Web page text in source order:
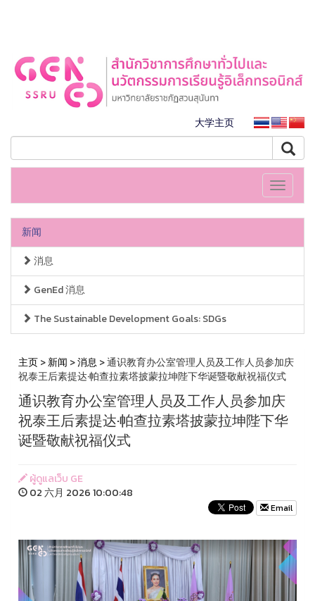
大学主页
Toggle
新闻
消息
GenEd 消息
The Sustainable Development Goals: SDGs
主页>新闻 >消息> 通识教育办公室管理人员及工作人员参加庆
祝泰王后素提达·帕查拉素塔披蒙拉坤陛下华诞暨敬献祝福仪式
通识教育办公室管理人员及工作人员参加庆
祝泰王后素提达·帕查拉素塔披蒙拉坤陛下华
诞暨敬献祝福仪式
ผู้ดูแลเว็บ GE
02 六月 2026 10:00:48
Email